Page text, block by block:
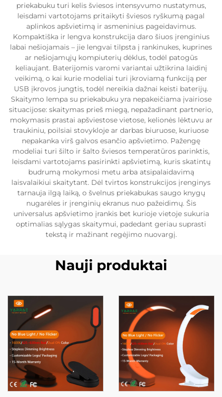
priekabuku turi kelis šviesos intensyvumo nustatymus,
leisdami vartotojams pritaikyti šviesos ryškumą pagal
aplinkos apšvietimą ir asmeninius pageidavimus.
Kompaktiška ir lengva konstrukcija daro šiuos įrenginius
labai nešiojamais – jie lengvai tilpsta į rankinukes, kuprines
ar nešiojamųjų kompiuterių dėklus, todėl patogūs
keliaujant. Baterijomis varomi variantai užtikrina laidinį
veikimą, o kai kurie modeliai turi įkroviamą funkciją per
USB įkrovos jungtis, todėl nereikia dažnai keisti baterijų.
Skaitymo lempa su priekabuku yra nepakeičiama įvairiose
situacijose: skaitymas prieš miegą, nepažadinant partnerio,
mokymasis prastai apšviestose vietose, kelionės lėktuvu ar
traukiniu, poilsiai stovykloje ar darbas biuruose, kuriuose
nepakanka virš galvos esančio apšvietimo. Pažengę
modeliai turi šilto ir šalto šviesos temperatūros parinktis,
leisdami vartotojams pasirinkti apšvietimą, kuris skatintų
budrumą mokymosi metu arba atsipalaidavimą
laisvalaikiui skaitytant. Dėl tvirtos konstrukcijos įrenginys
tarnauja ilgą laiką, o švelnus priekabukas saugo knygų
nugarėles ir įrenginių ekranus nuo pažeidimų. Šis
universalus apšvietimo įrankis bet kurioje vietoje sukuria
optimalias sąlygas skaitymui, padedant geriau suprasti
tekstą ir mažinant regėjimo nuovargį.
Nauji produktai